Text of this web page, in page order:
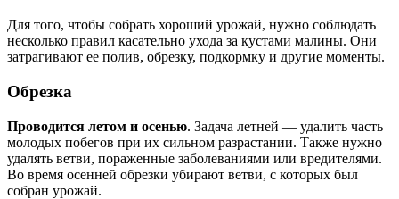
Для того, чтобы собрать хороший урожай, нужно соблюдать
несколько правил касательно ухода за кустами малины. Они
затрагивают ее полив, обрезку, подкормку и другие моменты.
Обрезка
Проводится летом и осенью. Задача летней — удалить часть
молодых побегов при их сильном разрастании. Также нужно
удалять ветви, пораженные заболеваниями или вредителями.
Во время осенней обрезки убирают ветви, с которых был
собран урожай.